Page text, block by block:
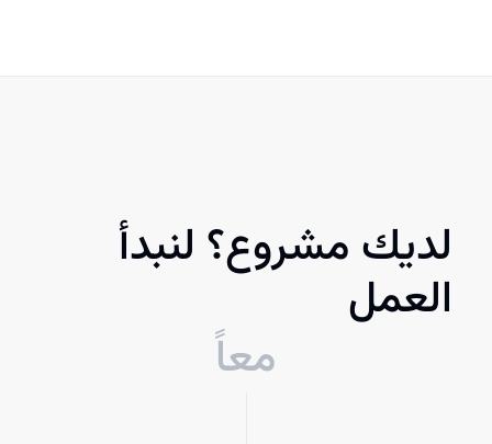
لديك مشروع؟ لنبدأ
العمل
معاً